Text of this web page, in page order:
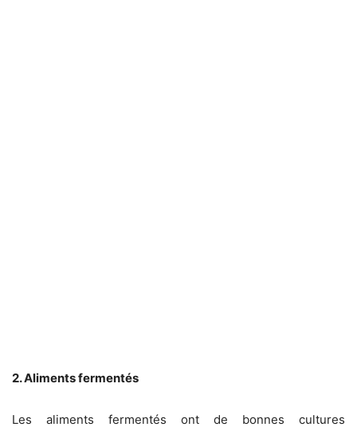
2. Aliments fermentés
Les aliments fermentés ont de bonnes cultures